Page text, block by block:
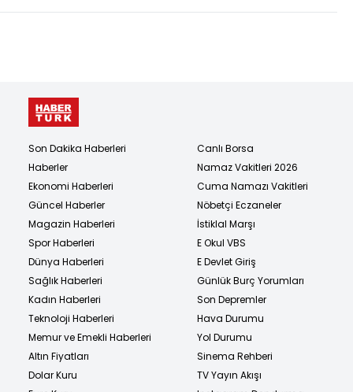
Son Dakika Haberleri
Haberler
Ekonomi Haberleri
Güncel Haberler
Magazin Haberleri
Spor Haberleri
Dünya Haberleri
Sağlık Haberleri
Kadın Haberleri
Teknoloji Haberleri
Memur ve Emekli Haberleri
Altın Fiyatları
Dolar Kuru
Canlı Borsa
Namaz Vakitleri 2026
Cuma Namazı Vakitleri
Nöbetçi Eczaneler
İstiklal Marşı
E Okul VBS
E Devlet Giriş
Günlük Burç Yorumları
Son Depremler
Hava Durumu
Yol Durumu
Sinema Rehberi
TV Yayın Akışı